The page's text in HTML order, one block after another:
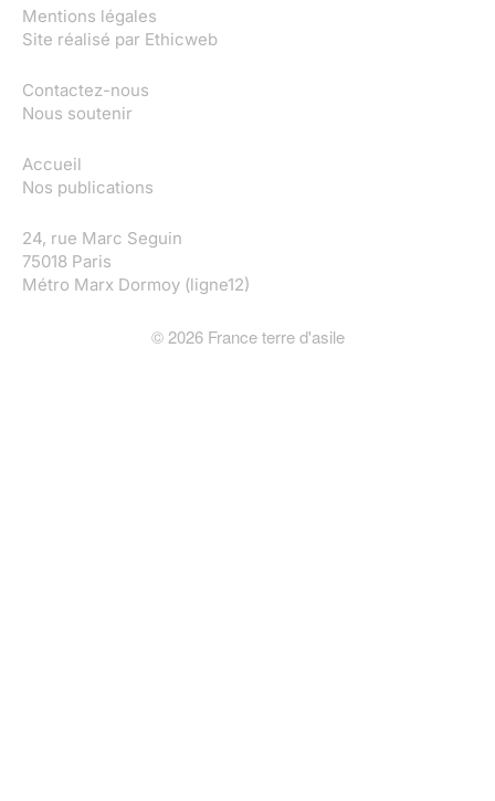
Mentions légales
Site réalisé par Ethicweb
Contactez-nous
Nous soutenir
Accueil
Nos publications
24, rue Marc Seguin
75018 Paris
Métro Marx Dormoy (ligne12)
© 2026France terre d'asile